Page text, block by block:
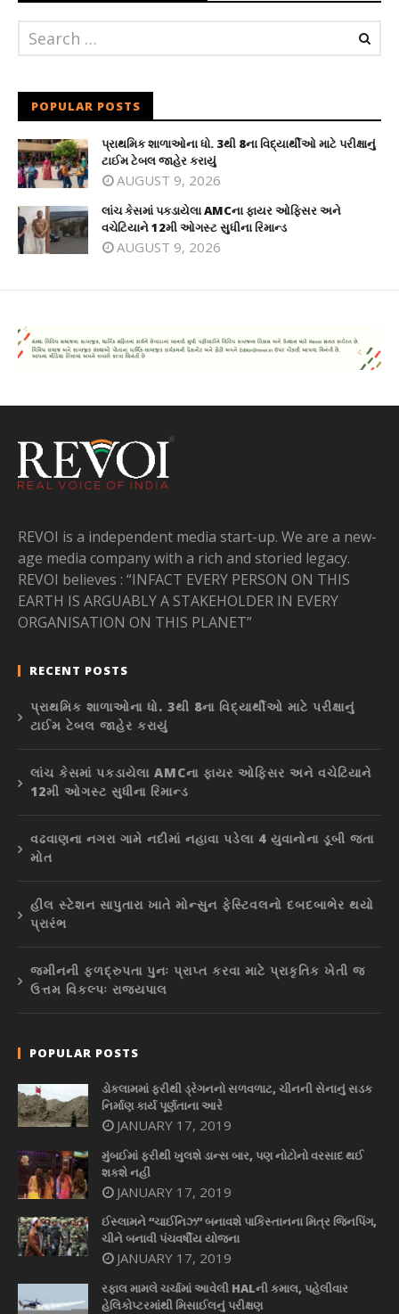
POPULAR POSTS
પ્રાથમિક શાળાઓના ધો. 3થી 8ના વિદ્યાર્થીઓ માટે પરીક્ષાનું
ટાઈમ ટેબલ જાહેર કરાયું
AUGUST 9, 2026
લાંચ કેસમાં પકડાયેલા AMCના ફાયર ઓફિસર અને
વચેટિયાને 12મી ઓગસ્ટ સુધીના રિમાન્ડ
AUGUST 9, 2026
REVOI is a independent media start-up. We are a new-
age media company with a rich and storied legacy.
REVOI believes : “INFACT EVERY PERSON ON THIS
EARTH IS ARGUABLY A STAKEHOLDER IN EVERY
ORGANISATION ON THIS PLANET”
RECENT POSTS
પ્રાથમિક શાળાઓના ધો. 3થી 8ના વિદ્યાર્થીઓ માટે પરીક્ષાનું
ટાઈમ ટેબલ જાહેર કરાયું
લાંચ કેસમાં પકડાયેલા AMCના ફાયર ઓફિસર અને વચેટિયાને
12મી ઓગસ્ટ સુધીના રિમાન્ડ
વઢવાણના નગરા ગામે નદીમાં નહાવા પડેલા 4 યુવાનોના ડૂબી જતા
મોત
હીલ સ્ટેશન સાપુતારા ખાતે મોન્સુન ફેસ્ટિવલનો દબદબાભેર થયો
પ્રારંભ
જમીનની ફળદ્રુપતા પુનઃ પ્રાપ્ત કરવા માટે પ્રાકૃતિક ખેતી જ
ઉત્તમ વિકલ્પઃ રાજ્યપાલ
POPULAR POSTS
ડોકલામમાં ફરીથી ડ્રેગનનો સળવળાટ, ચીનની સેનાનું સડક
નિર્માણ કાર્ય પૂર્ણતાના આરે
JANUARY 17, 2019
મુંબઈમાં ફરીથી ખુલશે ડાન્સ બાર, પણ નોટોનો વરસાદ થઈ
શકશે નહીં
JANUARY 17, 2019
ઈસ્લામને “ચાઈનિઝ” બનાવશે પાકિસ્તાનના મિત્ર જિનપિંગ,
ચીને બનાવી પંચવર્ષીય યોજના
JANUARY 17, 2019
રફાલ મામલે ચર્ચામાં આવેલી HALની કમાલ, પહેલીવાર
હેલિકોપ્ટરમાંથી મિસાઈલનું પરીક્ષણ